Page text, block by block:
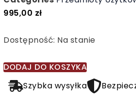
995,00 zł
Dostępność: Na stanie
ilość
dewizka
do
zegarka
DODAJ DO KOSZYKA
Szybka wysyłka